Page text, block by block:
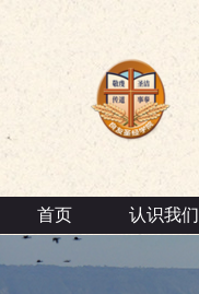
首页 认识我们